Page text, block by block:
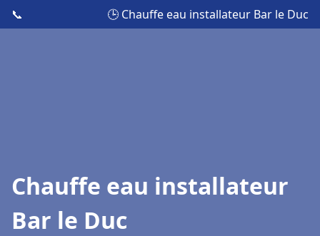
📞 🕒 Chauffe eau installateur Bar le Duc
Chauffe eau installateur
Bar le Duc